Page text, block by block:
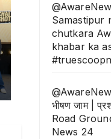
Samastipur
chutkara
khabar ka
भीषण जाम |
Road
News 24